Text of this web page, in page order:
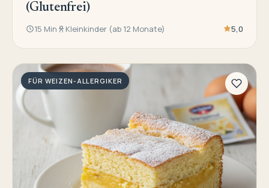
(Glutenfrei)
15 Min Kleinkinder (ab 12 Monate) 5,0
FÜR WEIZEN-ALLERGIKER